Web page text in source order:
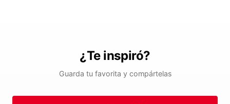
¿Te inspiró?
Guarda tu favorita y compártelas